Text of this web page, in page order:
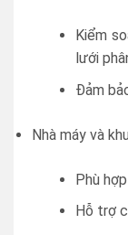
Kiểm
lưới
Đảm
Nhà máy và
Phù
Hỗ trợ